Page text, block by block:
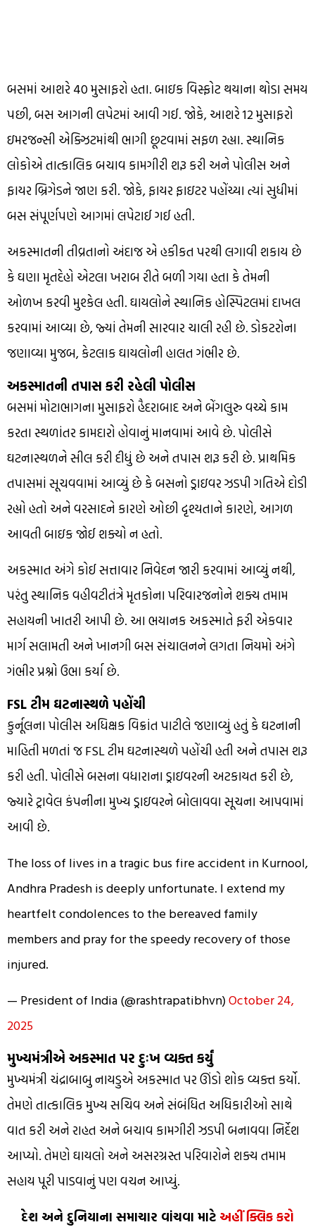
બસમાં આશરે 40 મુસાફરો હતા. બાઇક વિસ્ફોટ થયાના થોડા સમય
પછી, બસ આગની લપેટમાં આવી ગઈ. જોકે, આશરે 12 મુસાફરો
ઇમરજન્સી એક્ઝિટમાંથી ભાગી છૂટવામાં સફળ રહ્યા. સ્થાનિક
લોકોએ તાત્કાલિક બચાવ કામગીરી શરૂ કરી અને પોલીસ અને
ફાયર બ્રિગેડને જાણ કરી. જોકે, ફાયર ફાઇટર પહોંચ્યા ત્યાં સુધીમાં
બસ સંપૂર્ણપણે આગમાં લપેટાઈ ગઈ હતી.
અકસ્માતની તીવ્રતાનો અંદાજ એ હકીકત પરથી લગાવી શકાય છે
કે ઘણા મૃતદેહો એટલા ખરાબ રીતે બળી ગયા હતા કે તેમની
ઓળખ કરવી મુશ્કેલ હતી. ઘાયલોને સ્થાનિક હોસ્પિટલમાં દાખલ
કરવામાં આવ્યા છે, જ્યાં તેમની સારવાર ચાલી રહી છે. ડોકટરોના
જણાવ્યા મુજબ, કેટલાક ઘાયલોની હાલત ગંભીર છે.
અકસ્માતની તપાસ કરી રહેલી પોલીસ
બસમાં મોટાભાગના મુસાફરો હૈદરાબાદ અને બેંગલુરુ વચ્ચે કામ
કરતા સ્થળાંતર કામદારો હોવાનું માનવામાં આવે છે. પોલીસે
ઘટનાસ્થળને સીલ કરી દીધું છે અને તપાસ શરૂ કરી છે. પ્રાથમિક
તપાસમાં સૂચવવામાં આવ્યું છે કે બસનો ડ્રાઇવર ઝડપી ગતિએ દોડી
રહ્યો હતો અને વરસાદને કારણે ઓછી દૃશ્યતાને કારણે, આગળ
આવતી બાઇક જોઈ શક્યો ન હતો.
અકસ્માત અંગે કોઈ સત્તાવાર નિવેદન જારી કરવામાં આવ્યું નથી,
પરંતુ સ્થાનિક વહીવટીતંત્રે મૃતકોના પરિવારજનોને શક્ય તમામ
સહાયની ખાતરી આપી છે. આ ભયાનક અકસ્માતે ફરી એકવાર
માર્ગ સલામતી અને ખાનગી બસ સંચાલનને લગતા નિયમો અંગે
ગંભીર પ્રશ્નો ઉભા કર્યા છે.
FSL ટીમ ઘટનાસ્થળે પહોંચી
કુર્નૂલના પોલીસ અધિક્ષક વિક્રાંત પાટીલે જણાવ્યું હતું કે ઘટનાની
માહિતી મળતાં જ FSL ટીમ ઘટનાસ્થળે પહોંચી હતી અને તપાસ શરૂ
કરી હતી. પોલીસે બસના વધારાના ડ્રાઇવરની અટકાયત કરી છે,
જ્યારે ટ્રાવેલ કંપનીના મુખ્ય ડ્રાઇવરને બોલાવવા સૂચના આપવામાં
આવી છે.
The loss of lives in a tragic bus fire accident in Kurnool,
Andhra Pradesh is deeply unfortunate. I extend my
heartfelt condolences to the bereaved family
members and pray for the speedy recovery of those
injured.
— President of India (@rashtrapatibhvn)October 24,
2025
મુખ્યમંત્રીએ અકસ્માત પર દુઃખ વ્યક્ત કર્યું
મુખ્યમંત્રી ચંદ્રાબાબુ નાયડુએ અકસ્માત પર ઊંડો શોક વ્યક્ત કર્યો.
તેમણે તાત્કાલિક મુખ્ય સચિવ અને સંબંધિત અધિકારીઓ સાથે
વાત કરી અને રાહત અને બચાવ કામગીરી ઝડપી બનાવવા નિર્દેશ
આપ્યો. તેમણે ઘાયલો અને અસરગ્રસ્ત પરિવારોને શક્ય તમામ
સહાય પૂરી પાડવાનું પણ વચન આપ્યું.
દેશ અને દુનિયાના સમાચાર વાંચવા માટે અહીં ક્લિક કરો